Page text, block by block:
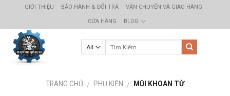
content
GIỚI THIỆU BẢO HÀNH & ĐỔI TRẢ VẬN CHUYỂN VÀ GIAO HÀNG
CỬA HÀNG BLOG
TRANG CHỦ / PHỤ KIỆN / MŨI KHOAN TỪ